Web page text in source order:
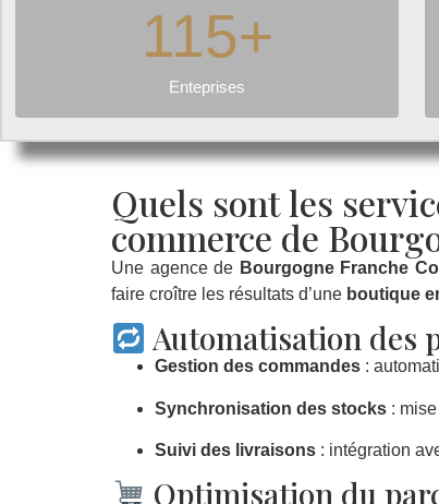
Enteprises
115+
Quels sont les
commerce de
Une agence de Bourgogne Franche
faire croître les résultats d’une boutique
Automatisation des
Gestion des commandes :
Synchronisation des stocks :
Suivi des livraisons : intégration
Optimisation du